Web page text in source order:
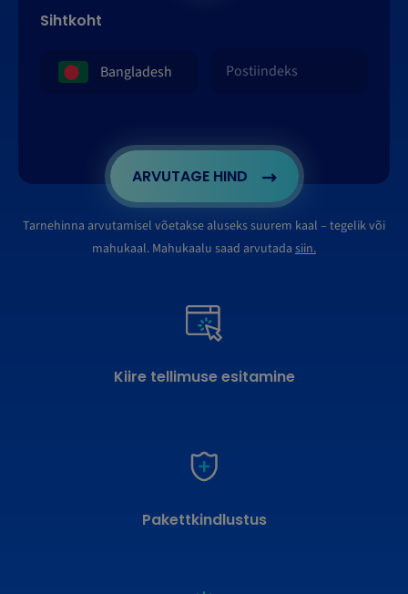
Sihtkoht
ARVUTAGE HIND
Tarnehinna arvutamisel võetakse aluseks suurem kaal – tegelik või
mahukaal. Mahukaalu saad arvutada siin.
Kiire tellimuse esitamine
Pakettkindlustus